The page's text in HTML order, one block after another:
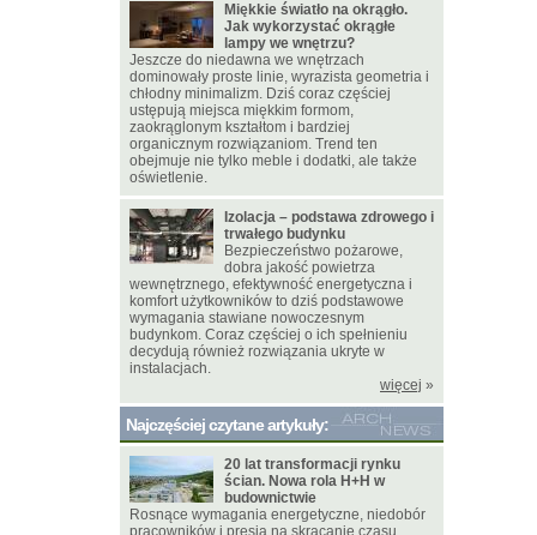
Miękkie światło na okrągło.
Jak wykorzystać okrągłe
lampy we wnętrzu?
Jeszcze do niedawna we wnętrzach
dominowały proste linie, wyrazista geometria i
chłodny minimalizm. Dziś coraz częściej
ustępują miejsca miękkim formom,
zaokrąglonym kształtom i bardziej
organicznym rozwiązaniom. Trend ten
obejmuje nie tylko meble i dodatki, ale także
oświetlenie.
Izolacja – podstawa zdrowego i
trwałego budynku
Bezpieczeństwo pożarowe,
dobra jakość powietrza
wewnętrznego, efektywność energetyczna i
komfort użytkowników to dziś podstawowe
wymagania stawiane nowoczesnym
budynkom. Coraz częściej o ich spełnieniu
decydują również rozwiązania ukryte w
instalacjach.
więcej »
Najczęściej czytane artykuły:
20 lat transformacji rynku
ścian. Nowa rola H+H w
budownictwie
Rosnące wymagania energetyczne, niedobór
pracowników i presja na skracanie czasu